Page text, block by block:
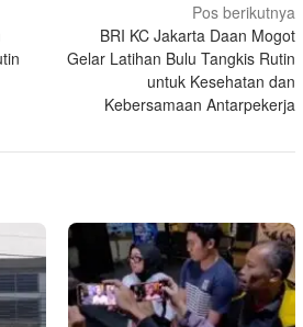
Pos berikutnya
BRI KC Jakarta Daan Mogot
Gelar Latihan Bulu Tangkis Rutin
untuk Kesehatan dan
Kebersamaan Antarpekerja